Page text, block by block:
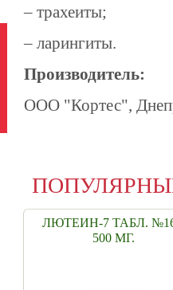
– трахеиты;
– ларингиты.
Производитель:
ООО "Кортес",
ЛЮТЕИН-7 ТАБЛ.
500 МГ.